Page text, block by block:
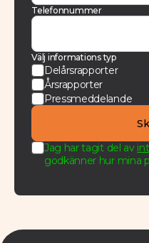
Telefonnummer
Välj informations typ
Delårsrapporter
Årsrapporter
Pressmeddelande
Jag har tagit del av
godkänner hur mina